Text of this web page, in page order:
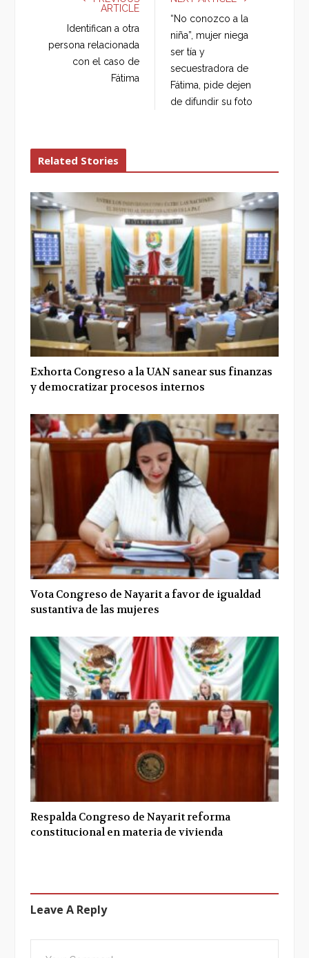
o
k
r
+
I
ARTICLE
Identifican a otra
persona relacionada
con el caso de
Fátima
“No conozco a la
niña”, mujer niega
ser tía y
secuestradora de
Fátima, pide dejen
de difundir su foto
Related Stories
Exhorta Congreso a la UAN sanear sus finanzas
y democratizar procesos internos
Vota Congreso de Nayarit a favor de igualdad
sustantiva de las mujeres
Respalda Congreso de Nayarit reforma
constitucional en materia de vivienda
Leave A Reply